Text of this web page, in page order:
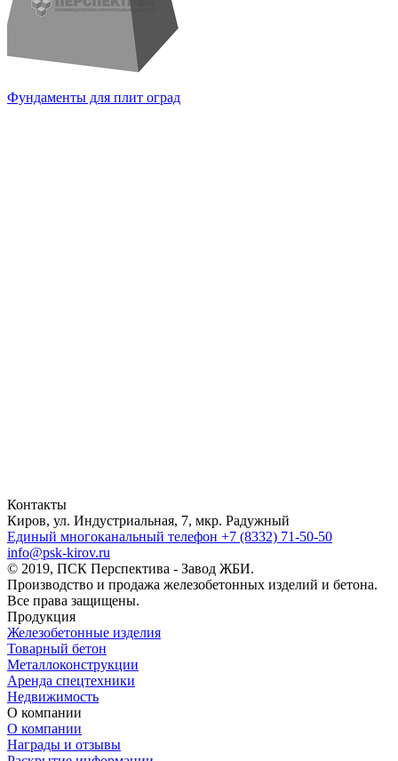
Фундаменты для плит оград
Контакты
Киров, ул. Индустриальная, 7, мкр. Радужный
Единый многоканальный телефон +7 (8332) 71-50-50
info@psk-kirov.ru
© 2019, ПСК Перспектива - Завод ЖБИ.
Производство и продажа железобетонных изделий и бетона.
Все права защищены.
Продукция
Железобетонные изделия
Товарный бетон
Металлоконструкции
Аренда спецтехники
Недвижимость
О компании
О компании
Награды и отзывы